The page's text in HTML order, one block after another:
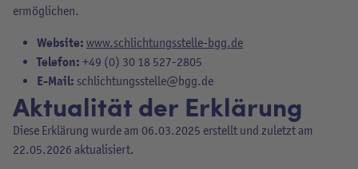
ermöglichen.
Website: www.schlichtungsstelle-bgg.de
Telefon: +49 (0) 30 18 527-2805
E-Mail: schlichtungsstelle@bgg.de
Aktualität der Erklärung
Diese Erklärung wurde am 06.03.2025 erstellt und zuletzt am
22.05.2026 aktualisiert.